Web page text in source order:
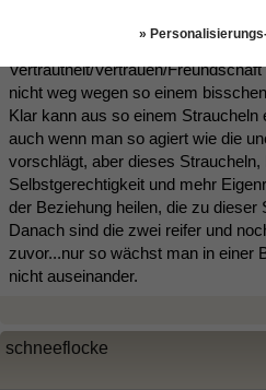
DAS er es getan hat, offenbart ein
Vertrautheit/Vertrauen/
nicht weg wegen so einem
Klar kann aus so einem Straucheln
auch wenn man so agiert wie die
vorschlägt, aber dieses
Selbstgerechtigkeit und mehr
der Beziehung heilen, die zu dieser
Danach sind die zwei reifer und
zuvor...nur so wächst man in einer
nicht auseinander.
schneeflocke
»